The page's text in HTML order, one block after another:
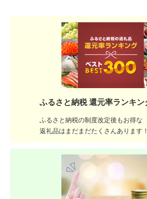
ふるさと納税 還元率ランキン
ふるさと納税の制度改定後もお得な
返礼品はまだまだたくさんあります！